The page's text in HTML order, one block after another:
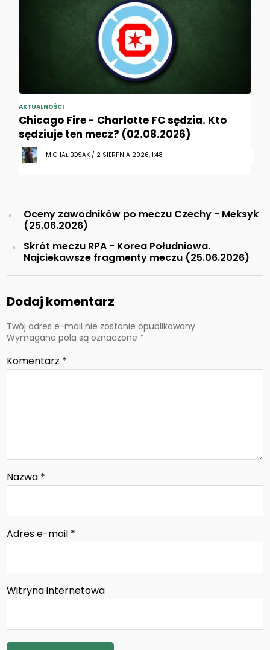
AKTUALNOŚCI
Chicago Fire - Charlotte FC sędzia. Kto
sędziuje ten mecz? (02.08.2026)
MICHAŁ BOSAK / 2 SIERPNIA 2026, 1:48
←
Oceny zawodników po meczu Czechy - Meksyk
(25.06.2026)
→
Skrót meczu RPA - Korea Południowa.
Najciekawsze fragmenty meczu (25.06.2026)
Dodaj komentarz
Twój adres e-mail nie zostanie opublikowany.
Wymagane pola są oznaczone *
Komentarz *
Nazwa *
Adres e-mail *
Witryna internetowa